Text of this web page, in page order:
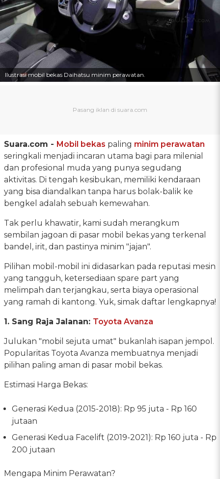
Ilustrasi mobil bekas Daihatsu minim perawatan.
Suara.com - Mobil bekas paling minim perawatan
seringkali menjadi incaran utama bagi para milenial
dan profesional muda yang punya segudang
aktivitas. Di tengah kesibukan, memiliki kendaraan
yang bisa diandalkan tanpa harus bolak-balik ke
bengkel adalah sebuah kemewahan.
Tak perlu khawatir, kami sudah merangkum
sembilan jagoan di pasar mobil bekas yang terkenal
bandel, irit, dan pastinya minim "jajan".
Pilihan mobil-mobil ini didasarkan pada reputasi mesin
yang tangguh, ketersediaan spare part yang
melimpah dan terjangkau, serta biaya operasional
yang ramah di kantong. Yuk, simak daftar lengkapnya!
1. Sang Raja Jalanan: Toyota Avanza
Julukan "mobil sejuta umat" bukanlah isapan jempol.
Popularitas Toyota Avanza membuatnya menjadi
pilihan paling aman di pasar mobil bekas.
Estimasi Harga Bekas:
Generasi Kedua (2015-2018): Rp 95 juta - Rp 160
jutaan
Generasi Kedua Facelift (2019-2021): Rp 160 juta - Rp
200 jutaan
Mengapa Minim Perawatan?